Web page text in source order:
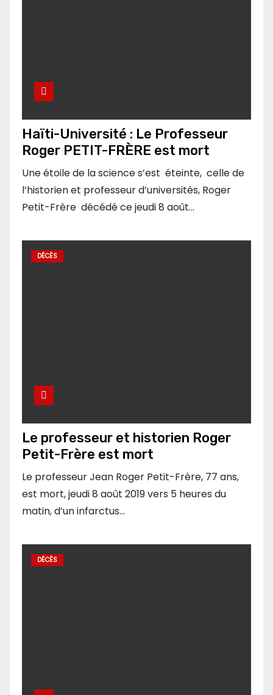
Haïti-Université : Le Professeur
Roger PETIT-FRÈRE est mort
Une étoile de la science s’est éteinte, celle de
l’historien et professeur d’universités, Roger
Petit-Frère décédé ce jeudi 8 août…
DÉCÈS
Le professeur et historien Roger
Petit-Frère est mort
Le professeur Jean Roger Petit-Frère, 77 ans,
est mort, jeudi 8 août 2019 vers 5 heures du
matin, d’un infarctus…
DÉCÈS